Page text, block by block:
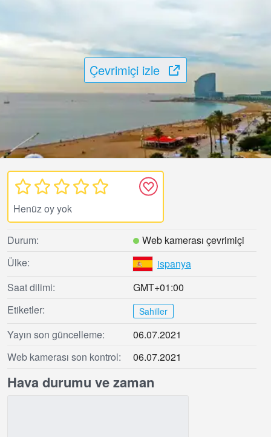
Çevrimiçi izle
Henüz oy yok
Durum:
Web kamerası çevrimiçi
Ülke:
ispanya
Saat dilimi:
GMT+01:00
Etiketler:
Sahiller
Yayın son güncelleme:
06.07.2021
Web kamerası son kontrol:
06.07.2021
Hava durumu ve zaman